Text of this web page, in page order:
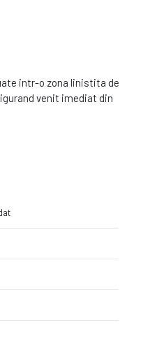
intr-o zona linistita de
venit imediat din